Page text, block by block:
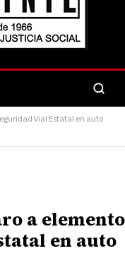
Vial Estatal en auto
a elemento
en auto